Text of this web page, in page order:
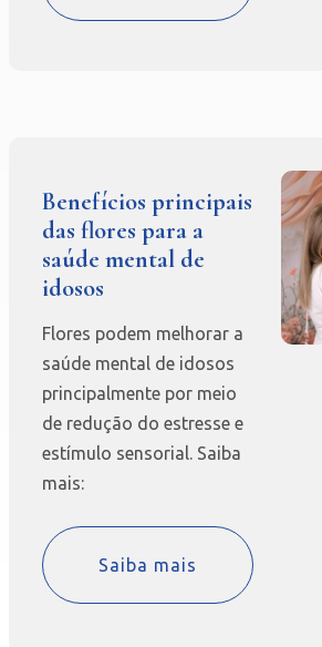
Benefícios principais
das flores para a
saúde mental de
idosos
Flores podem melhorar a
saúde mental de idosos
principalmente por meio
de redução do estresse e
estímulo sensorial. Saiba
mais:
Saiba mais